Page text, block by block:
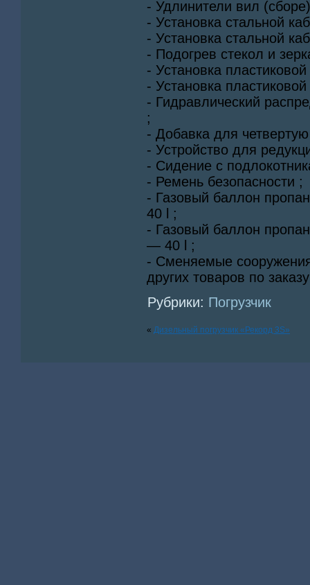
- Удлинители вил
- Установка стальной
- Установка стальной
- Подогрев стекол и
- Установка
- Установка
- Гидравлический
;
- Добавка для
- Устройство для
- Сидение с
- Ремень безопасности ;
- Газовый баллон
40 l ;
- Газовый баллон
— 40 l ;
- Сменяемые
других товаров по
Рубрики: Погрузчик
« Дизельный погрузчик «Рекорд 3S»